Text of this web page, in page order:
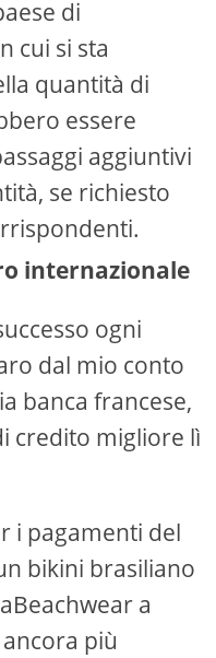
di
cui si sta
quantità di
essere
aggiuntivi
se richiesto
internazionale
ogni
dal mio conto
banca francese,
credito migliore lì
i pagamenti del
bikini brasiliano
a
più